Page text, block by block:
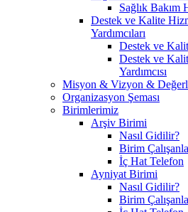
Sağlık Bakım
Destek ve Kalite
Yardımcıları
Destek ve
Destek ve
Yardımcısı
Misyon & Vizyon &
Organizasyon Şeması
Birimlerimiz
Arşiv Birimi
Nasıl Gidilir?
Birim
İç Hat Telefon
Ayniyat Birimi
Nasıl Gidilir?
Birim